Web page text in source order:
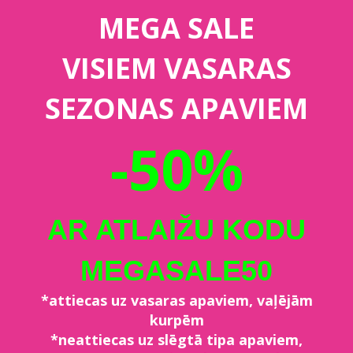
MEGA SALE
VISIEM VASARAS
SEZONAS APAVIEM
-50%
AR ATLAIŽU KODU
MEGASALE50
*attiecas uz vasaras apaviem, vaļējām
kurpēm
*neattiecas uz slēgtā tipa apaviem,